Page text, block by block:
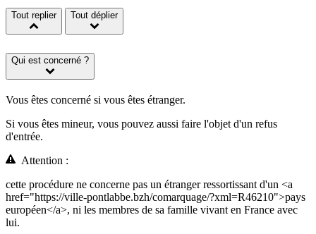
Tout replier Tout déplier
Qui est concerné ?
Vous êtes concerné si vous êtes étranger.
Si vous êtes mineur, vous pouvez aussi faire l'objet d'un refus
d'entrée.
Attention :
cette procédure ne concerne pas un étranger ressortissant d'un <a
href="https://ville-pontlabbe.bzh/comarquage/?xml=R46210">pays
européen</a>, ni les membres de sa famille vivant en France avec
lui.